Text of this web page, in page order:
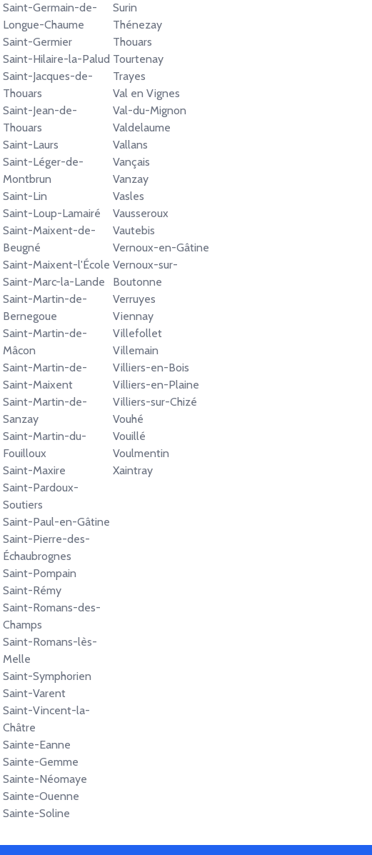
Saint-Germain-de-
Longue-Chaume
Saint-Germier
Saint-Hilaire-la-Palud
Saint-Jacques-de-
Thouars
Saint-Jean-de-
Thouars
Saint-Laurs
Saint-Léger-de-
Montbrun
Saint-Lin
Saint-Loup-Lamairé
Saint-Maixent-de-
Beugné
Saint-Maixent-l'École
Saint-Marc-la-Lande
Saint-Martin-de-
Bernegoue
Saint-Martin-de-
Mâcon
Saint-Martin-de-
Saint-Maixent
Saint-Martin-de-
Sanzay
Saint-Martin-du-
Fouilloux
Saint-Maxire
Saint-Pardoux-
Soutiers
Saint-Paul-en-Gâtine
Saint-Pierre-des-
Échaubrognes
Saint-Pompain
Saint-Rémy
Saint-Romans-des-
Champs
Saint-Romans-lès-
Melle
Saint-Symphorien
Saint-Varent
Saint-Vincent-la-
Châtre
Sainte-Eanne
Sainte-Gemme
Sainte-Néomaye
Sainte-Ouenne
Sainte-Soline
Surin
Thénezay
Thouars
Tourtenay
Trayes
Val en Vignes
Val-du-Mignon
Valdelaume
Vallans
Vançais
Vanzay
Vasles
Vausseroux
Vautebis
Vernoux-en-Gâtine
Vernoux-sur-
Boutonne
Verruyes
Viennay
Villefollet
Villemain
Villiers-en-Bois
Villiers-en-Plaine
Villiers-sur-Chizé
Vouhé
Vouillé
Voulmentin
Xaintray